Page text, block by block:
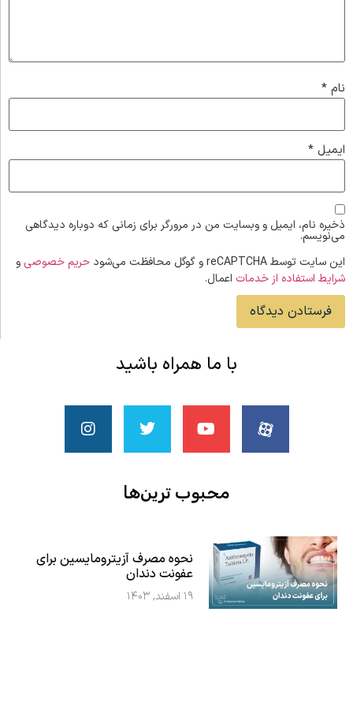
نام *
ایمیل *
ذخیره نام، ایمیل و وبسایت من در مرورگر برای زمانی که دوباره دیدگاهی
می‌نویسم.
این سایت توسط reCAPTCHA و گوگل محافظت می‌شود
حریم خصوصی و
شرایط استفاده از خدمات اعمال.
با ما همراه باشید
محبوب ‌ترین‌ها
نحوه مصرف آزیترومایسین برای
عفونت دندان
۱۹ اسفند, ۱۴۰۳